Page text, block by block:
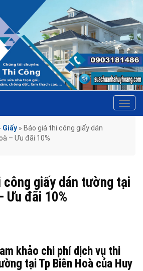
Giấy » Báo giá thi công giấy dán
– Ưu đãi 10%
công giấy dán tường tại
Ưu đãi 10%
khảo chi phí dịch vụ thi
tại Tp Biên Hoà của Huy